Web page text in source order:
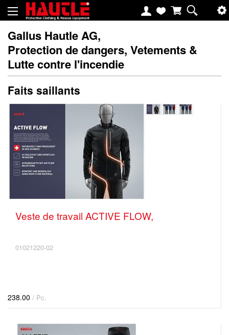
Gallus Hautle AG,
Protection de dangers, Vetements &
Lutte contre l'incendie
Faits saillants
Veste de travail ACTIVE FLOW,
01021220-02
238.00 / Pc.